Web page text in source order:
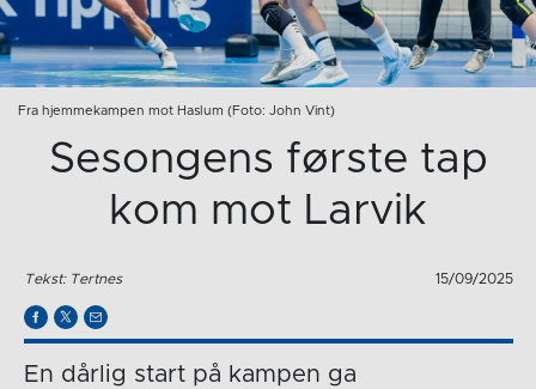
Fra hjemmekampen mot Haslum (Foto: John Vint)
Sesongens første tap
kom mot Larvik
Tekst: Tertnes 15/09/2025
En dårlig start på kampen ga